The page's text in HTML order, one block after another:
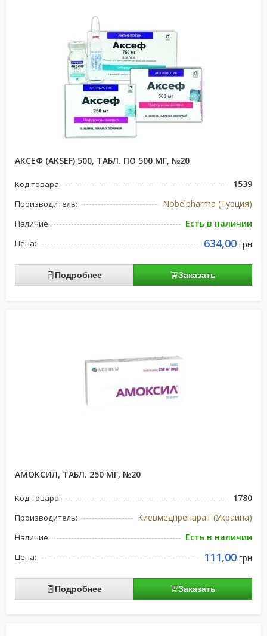
АКСЕФ (AKSEF) 500, ТАБЛ. ПО 500 МГ, №20
Код товара: 1539
Производитель: Nobelpharma (Турция)
Наличие: Есть в наличии
Цена: 634,00 грн
Подробнее Заказать
АМОКСИЛ, ТАБЛ. 250 МГ, №20
Код товара: 1780
Производитель: Киевмедпрепарат (Украина)
Наличие: Есть в наличии
Цена: 111,00 грн
Подробнее Заказать